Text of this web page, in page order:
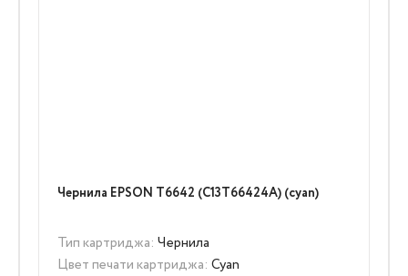
Чернила EPSON T6642 (C13T66424A) (cyan)
Тип картриджа: Чернила
Цвет печати картриджа: Cyan